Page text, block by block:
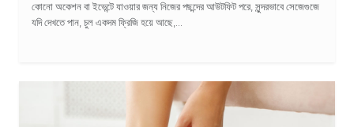
কোনো অকেশন বা ইভেন্টে যাওয়ার জন্য নিজের পছন্দের আউটফিট পরে, সুন্দরভাবে সেজেগুজে
যদি দেখতে পান, চুল একদম ফ্রিজি হয়ে আছে,...